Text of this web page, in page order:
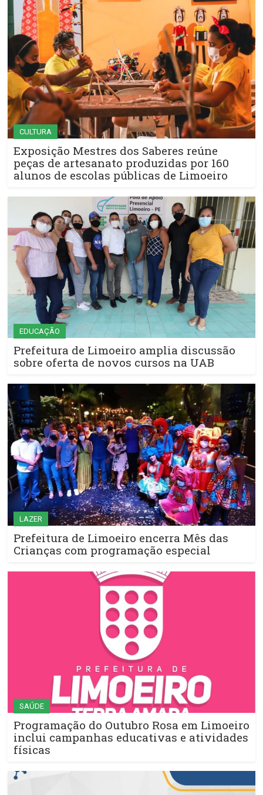
CULTURA
Exposição Mestres dos Saberes reúne
peças de artesanato produzidas por 160
alunos de escolas públicas de Limoeiro
EDUCAÇÃO
Prefeitura de Limoeiro amplia discussão
sobre oferta de novos cursos na UAB
LAZER
Prefeitura de Limoeiro encerra Mês das
Crianças com programação especial
SAÚDE
Programação do Outubro Rosa em Limoeiro
inclui campanhas educativas e atividades
físicas